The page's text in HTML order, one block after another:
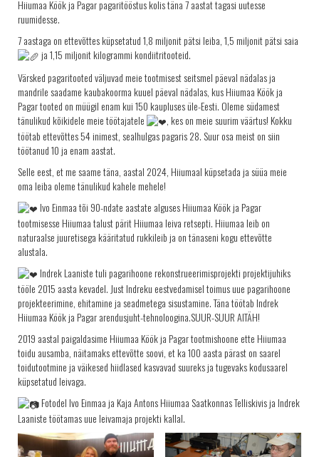
SAIAD
PEOLAUA TOOTED
LEIVAD
SUUPISTED
TORDID
KÜPSISED
KOOGID
SALATID
Šašlõkid
KONTAKT
AJALUGU
MÜÜGIKOHAD
TELLIMINE
PROJEKTID
PAKUME TÖÖD
Hiiumaa Köök ja Pagar pagaritööstus kolis täna 7 aastat tagasi uutesse
ruumidesse.
7 aastaga on ettevõttes küpsetatud 1,8 miljonit pätsi leiba, 1,5 miljonit pätsi saia
ja 1,15 miljonit kilogrammi kondiitritooteid.
Värsked pagaritooted väljuvad meie tootmisest seitsmel päeval nädalas ja
mandrile saadame kaubakoorma kuuel päeval nädalas, kus Hiiumaa Köök ja
Pagar tooted on müügil enam kui 150 kaupluses üle-Eesti. Oleme südamest
tänulikud kõikidele meie töötajatele
, kes on meie suurim väärtus! Kokku
töötab ettevõttes 54 inimest, sealhulgas pagaris 28. Suur osa meist on siin
töötanud 10 ja enam aastat.
Selle eest, et me saame täna, aastal 2024, Hiiumaal küpsetada ja süüa meie
oma leiba oleme tänulikud kahele mehele!
Ivo Einmaa tõi 90-ndate aastate alguses Hiiumaa Köök ja Pagar
tootmisesse Hiiumaa talust pärit Hiiumaa leiva retsepti. Hiiumaa leib on
naturaalse juuretisega kääritatud rukkileib ja on tänaseni kogu ettevõtte
alustala.
Indrek Laaniste tuli pagarihoone rekonstrueerimisprojekti projektijuhiks
tööle 2015 aasta kevadel. Just Indreku eestvedamisel toimus uue pagarihoone
projekteerimine, ehitamine ja seadmetega sisustamine. Täna töötab Indrek
Hiiumaa Köök ja Pagar arendusjuht-tehnoloogina.SUUR-SUUR AITÄH!
2019 aastal paigaldasime Hiiumaa Köök ja Pagar tootmishoone ette Hiiumaa
toidu ausamba, näitamaks ettevõtte soovi, et ka 100 aasta pärast on saarel
toidutootmine ja väikesed hiidlased kasvavad suureks ja tugevaks kodusaarel
küpsetatud leivaga.
Fotodel Ivo Einmaa ja Kaja Antons Hiiumaa Saatkonnas Telliskivis ja Indrek
Laaniste töötamas uue leivamaja projekti kallal.